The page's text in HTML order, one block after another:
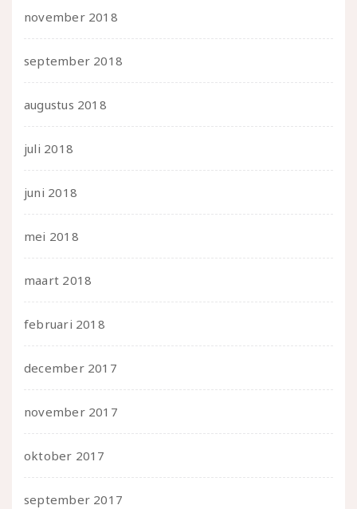
november 2018
september 2018
augustus 2018
juli 2018
juni 2018
mei 2018
maart 2018
februari 2018
december 2017
november 2017
oktober 2017
september 2017